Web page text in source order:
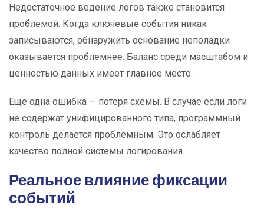
Недостаточное ведение логов также становится
проблемой. Когда ключевые события никак
записываются, обнаружить основание неполадки
оказывается проблемнее. Баланс среди масштабом и
ценностью данных имеет главное место.
Еще одна ошибка — потеря схемы. В случае если логи
не содержат унифицированного типа, программный
контроль делается проблемным. Это ослабляет
качество полной системы логирования.
Реальное влияние фиксации
событий